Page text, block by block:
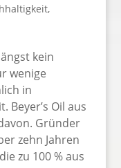
,
kein
wenige
in
Beyer’s Oil aus
Gründer
zehn Jahren
zu 100 % aus